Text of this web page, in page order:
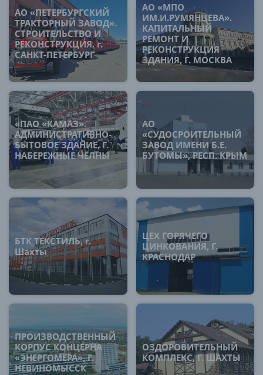
АО «ПЕТЕРБУРГСКИЙ
ТРАКТОРНЫЙ ЗАВОД».
СТРОИТЕЛЬСТВО И
РЕКОНСТРУКЦИЯ. г.
САНКТ-ПЕТЕРБУРГ
АО «МПО
ИМ.И.РУМЯНЦЕВА».
КАПИТАЛЬНЫЙ
РЕМОНТ И
РЕКОНСТРУКЦИЯ
ЗДАНИЯ, Г. МОСКВА
«ПАО «КАМАЗ».
АДМИНИСТРАТИВНО-
БЫТОВОЕ ЗДАНИЕ, Г.
НАБЕРЕЖНЫЕ ЧЕЛНЫ
АО
«СУДОСРОИТЕЛЬНЫЙ
ЗАВОД ИМЕНИ Б.Е.
БУТОМЫ», РЕСП. КРЫМ
БТК ТЕКСТИЛЬ, г.
Шахты
ЦЕХ ГОРЯЧЕГО
ЦИНКОВАНИЯ, Г.
КРАСНОДАР
ПРОИЗВОДСТВЕННЫЙ
КОРПУС КОНЦЕРНА
«ЭНЕРГОМЕРА», Г.
НЕВИНОМЫССК
ОЗДОРОВИТЕЛЬНЫЙ
КОМПЛЕКС, Г. ШАХТЫ